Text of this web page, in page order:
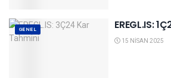
GENEL EREGL.IS:
15 NISAN 2025